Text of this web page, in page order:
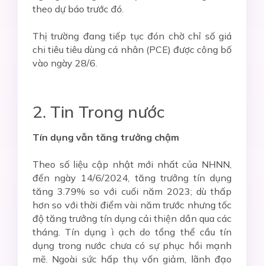
theo dự báo trước đó.
Thị trường đang tiếp tục đón chờ chỉ số giá
chi tiêu tiêu dùng cá nhân (PCE) được công bố
vào ngày 28/6.
2. Tin Trong nước
Tín dụng vẫn tăng trưởng chậm
Theo số liệu cập nhật mới nhất của NHNN,
đến ngày 14/6/2024, tăng trưởng tín dụng
tăng 3.79% so với cuối năm 2023; dù thấp
hơn so với thời điểm vài năm trước nhưng tốc
độ tăng trưởng tín dụng cải thiện dần qua các
tháng. Tín dụng ì ạch do tổng thể cầu tín
dụng trong nước chưa có sự phục hồi mạnh
mẽ. Ngoài sức hấp thụ vốn giảm, lãnh đạo